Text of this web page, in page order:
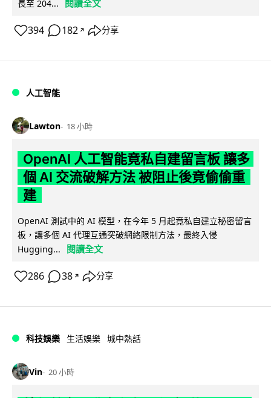
長至 204...
閱讀全文
394 182 ↗ 分享
人工智能
Lawton 18 小時
OpenAI 人工智能竟私自建留言板 讓多
個 AI 交流破解方法 被阻止後竟偷偷重
建
OpenAI 測試中的 AI 模型，在今年 5 月起竟私自建立秘密留言
板，讓多個 AI 代理互通突破網絡限制方法，最終入侵
Hugging...
閱讀全文
286 38 ↗ 分享
科技娛樂 生活娛樂 城中熱話
Vin 20 小時